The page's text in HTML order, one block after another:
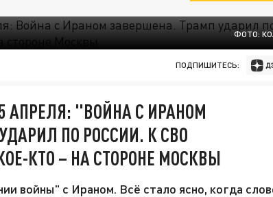
ФОТО:
ПОДПИШИТЕСЬ:
АПРЕЛЯ: "ВОЙНА С ИРАНОМ
ПО РОССИИ. К СВО
КТО – НА СТОРОНЕ МОСКВЫ
войны" с Ираном. Всё стало ясно, когда